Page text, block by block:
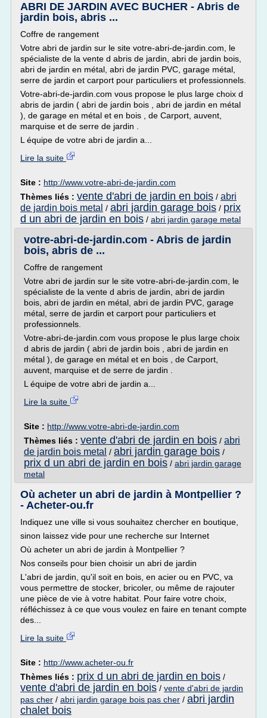
ABRI DE JARDIN AVEC BUCHER - Abris de
jardin bois, abris ...
Coffre de rangement
Votre abri de jardin sur le site votre-abri-de-jardin.com, le
spécialiste de la vente d abris de jardin, abri de jardin bois,
abri de jardin en métal, abri de jardin PVC, garage métal,
serre de jardin et carport pour particuliers et professionnels.
Votre-abri-de-jardin.com vous propose le plus large choix d
abris de jardin ( abri de jardin bois , abri de jardin en métal
), de garage en métal et en bois , de Carport, auvent,
marquise et de serre de jardin .
L équipe de votre abri de jardin a...
Lire la suite
Site : http://www.votre-abri-de-jardin.com
Thèmes liés : vente d'abri de jardin en bois / abri
de jardin bois metal / abri jardin garage bois / prix
d un abri de jardin en bois / abri jardin garage metal
votre-abri-de-jardin.com - Abris de jardin
bois, abris de ...
Coffre de rangement
Votre abri de jardin sur le site votre-abri-de-jardin.com, le
spécialiste de la vente d abris de jardin, abri de jardin
bois, abri de jardin en métal, abri de jardin PVC, garage
métal, serre de jardin et carport pour particuliers et
professionnels.
Votre-abri-de-jardin.com vous propose le plus large choix
d abris de jardin ( abri de jardin bois , abri de jardin en
métal ), de garage en métal et en bois , de Carport,
auvent, marquise et de serre de jardin .
L équipe de votre abri de jardin a...
Lire la suite
Site : http://www.votre-abri-de-jardin.com
Thèmes liés : vente d'abri de jardin en bois / abri
de jardin bois metal / abri jardin garage bois /
prix d un abri de jardin en bois / abri jardin garage
metal
Où acheter un abri de jardin à Montpellier ?
- Acheter-ou.fr
Indiquez une ville si vous souhaitez chercher en boutique,
sinon laissez vide pour une recherche sur Internet
Où acheter un abri de jardin à Montpellier ?
Nos conseils pour bien choisir un abri de jardin
L'abri de jardin, qu'il soit en bois, en acier ou en PVC, va
vous permettre de stocker, bricoler, ou même de rajouter
une pièce de vie à votre habitat. Pour faire votre choix,
réfléchissez à ce que vous voulez en faire en tenant compte
des...
Lire la suite
Site : http://www.acheter-ou.fr
Thèmes liés : prix d un abri de jardin en bois /
vente d'abri de jardin en bois / vente d'abri de jardin
pas cher / abri jardin garage bois pas cher / abri jardin
chalet bois